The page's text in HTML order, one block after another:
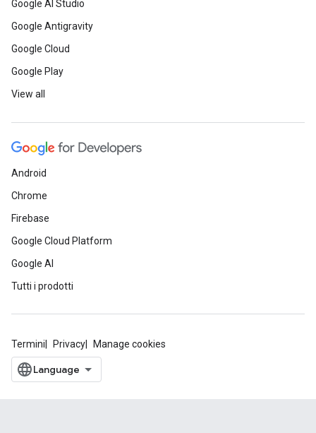
Google AI Studio
Google Antigravity
Google Cloud
Google Play
View all
Android
Chrome
Firebase
Google Cloud Platform
Google AI
Tutti i prodotti
Termini Privacy Manage cookies